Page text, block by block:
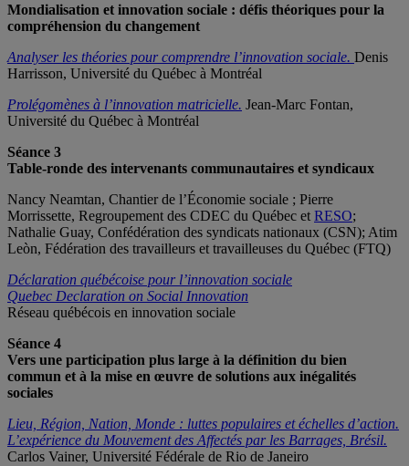
Mondialisation et innovation sociale : défis théoriques pour la
compréhension du changement
Analyser les théories pour comprendre l’innovation sociale. Denis
Harrisson, Université du Québec à Montréal
Prolégomènes à l’innovation matricielle. Jean-Marc Fontan,
Université du Québec à Montréal
Séance 3
Table-ronde des intervenants communautaires et syndicaux
Nancy Neamtan, Chantier de l’Économie sociale ; Pierre
Morrissette, Regroupement des CDEC du Québec et RESO;
Nathalie Guay, Confédération des syndicats nationaux (CSN); Atim
Leòn, Fédération des travailleurs et travailleuses du Québec (FTQ)
Déclaration québécoise pour l’innovation sociale
Quebec Declaration on Social Innovation
Réseau québécois en innovation sociale
Séance 4
Vers une participation plus large à la définition du bien
commun et à la mise en œuvre de solutions aux inégalités
sociales
Lieu, Région, Nation, Monde : luttes populaires et échelles d’action.
L’expérience du Mouvement des Affectés par les Barrages, Brésil.
Carlos Vainer, Université Fédérale de Rio de Janeiro